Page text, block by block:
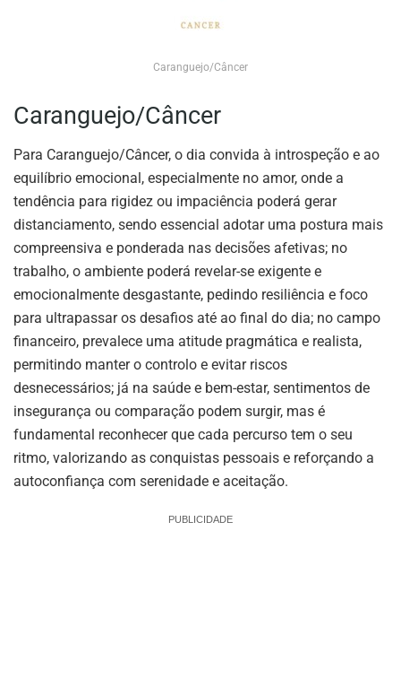
Caranguejo/Câncer
Caranguejo/Câncer
Para Caranguejo/Câncer, o dia convida à introspeção e ao
equilíbrio emocional, especialmente no amor, onde a
tendência para rigidez ou impaciência poderá gerar
distanciamento, sendo essencial adotar uma postura mais
compreensiva e ponderada nas decisões afetivas; no
trabalho, o ambiente poderá revelar-se exigente e
emocionalmente desgastante, pedindo resiliência e foco
para ultrapassar os desafios até ao final do dia; no campo
financeiro, prevalece uma atitude pragmática e realista,
permitindo manter o controlo e evitar riscos
desnecessários; já na saúde e bem-estar, sentimentos de
insegurança ou comparação podem surgir, mas é
fundamental reconhecer que cada percurso tem o seu
ritmo, valorizando as conquistas pessoais e reforçando a
autoconfiança com serenidade e aceitação.
PUBLICIDADE